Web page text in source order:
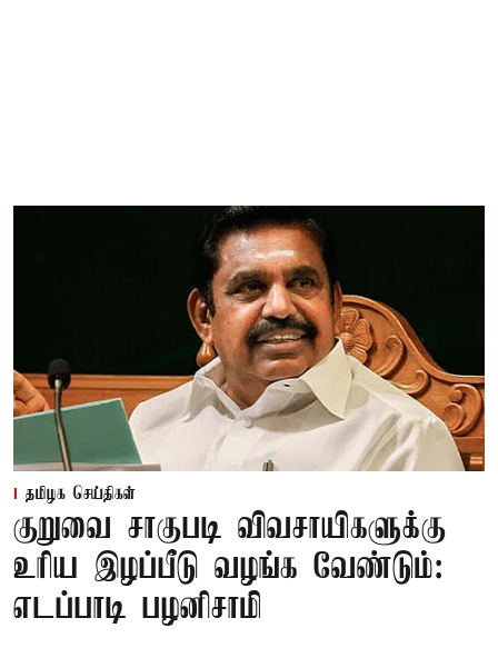
தமிழக செய்திகள்
குறுவை சாகுபடி விவசாயிகளுக்கு
உரிய இழப்பீடு வழங்க வேண்டும்:
எடப்பாடி பழனிசாமி